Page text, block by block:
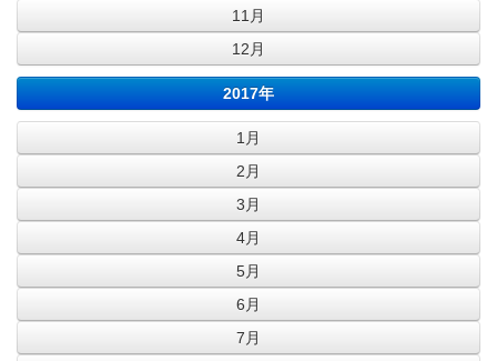
11月
12月
2017年
1月
2月
3月
4月
5月
6月
7月